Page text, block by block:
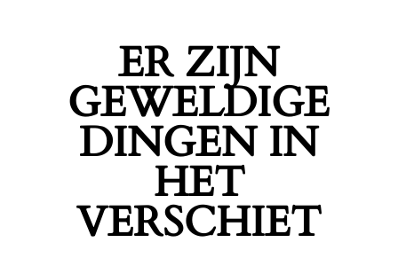
ER ZIJN
GEWELDIGE
DINGEN IN
HET
VERSCHIET